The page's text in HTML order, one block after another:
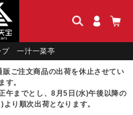
プ 一汁一菜亭
ご注文商品の出荷を休止させてい
す。
午までとし、8月5日(水)午後以降の
り順次出荷となります。